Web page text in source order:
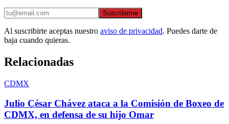
Suscribirme
Al suscribirte aceptas nuestro aviso de privacidad. Puedes darte de
baja cuando quieras.
Relacionadas
CDMX
Julio César Chávez ataca a la Comisión de Boxeo de
CDMX, en defensa de su hijo Omar